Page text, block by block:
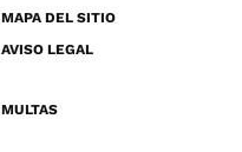
MAPA DEL SITIO
AVISO LEGAL
MULTAS